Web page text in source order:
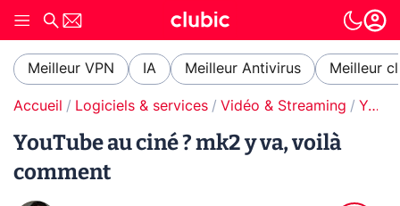
Meilleur VPN IA Meilleur Antivirus Meilleur
Accueil Logiciels & services Vidéo & Streaming YouTube
YouTube au ciné ? mk2 y va, voilà
comment